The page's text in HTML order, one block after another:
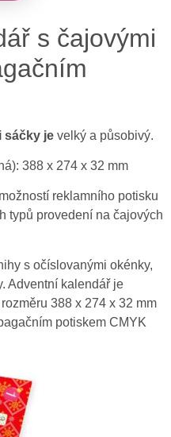
s čajovými
sáčky je velký a působivý.
388 x 274 x 32 mm
reklamního potisku
typů provedení na čajových
s očíslovanými okénky,
Adventní kalendář je
388 x 274 x 32 mm
potiskem CMYK